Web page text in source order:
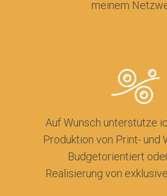
meinem
Auf Wunsch unterstütze
Produktion von Print- und
Budgetorientiert
Realisierung von